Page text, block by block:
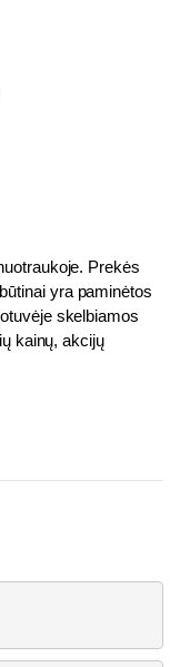
Prekės
yra paminėtos
skelbiamos
kainų, akcijų